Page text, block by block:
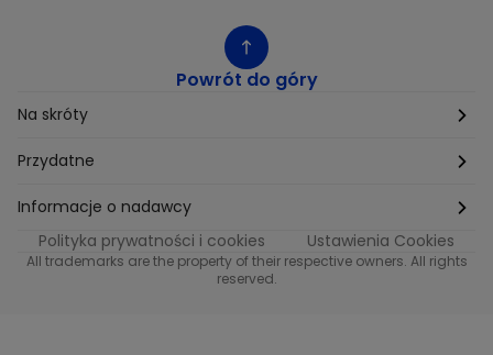
Powrót do góry
Na skróty
Etyka
Supplier Diversity
Polityka podatkowa
Przydatne
Biuro Prasowe
Biuro Reklamy
Informacje o nadawcy
Informacje o nadawcy programu METRO
Polityka prywatności i cookies Ustawienia Cookies
All trademarks are the property of their respective owners. All rights
reserved.